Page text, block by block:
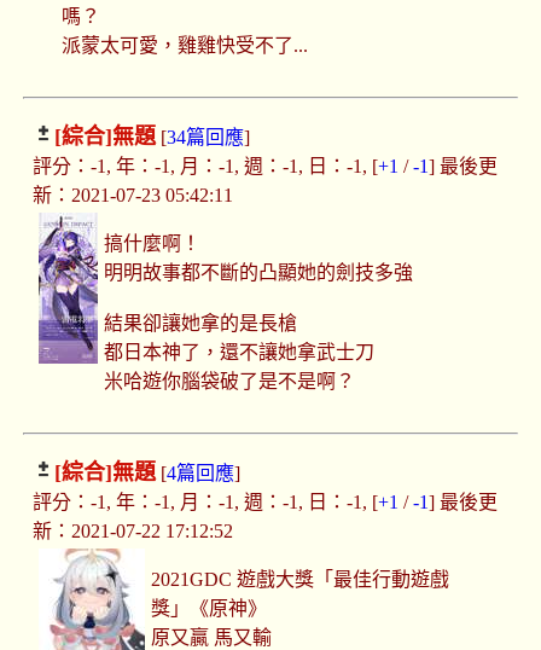
嗎？
派蒙太可愛，雞雞快受不了...
[綜合]無題[34篇回應]
評分：-1, 年：-1, 月：-1, 週：-1, 日：-1, [+1 /-1] 最後更
新：2021-07-23 05:42:11
搞什麼啊！
明明故事都不斷的凸顯她的劍技多強
結果卻讓她拿的是長槍
都日本神了，還不讓她拿武士刀
米哈遊你腦袋破了是不是啊？
[綜合]無題[4篇回應]
評分：-1, 年：-1, 月：-1, 週：-1, 日：-1, [+1 /-1] 最後更
新：2021-07-22 17:12:52
2021GDC 遊戲大獎「最佳行動遊戲
獎」《原神》
原又贏 馬又輸